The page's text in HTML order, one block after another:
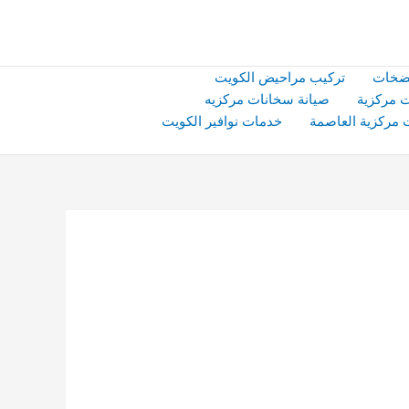
تركيب مراحيض الكويت
مركزية
صيانة سخانات مركزيه
العاصمة
خدمات نوافير الكويت